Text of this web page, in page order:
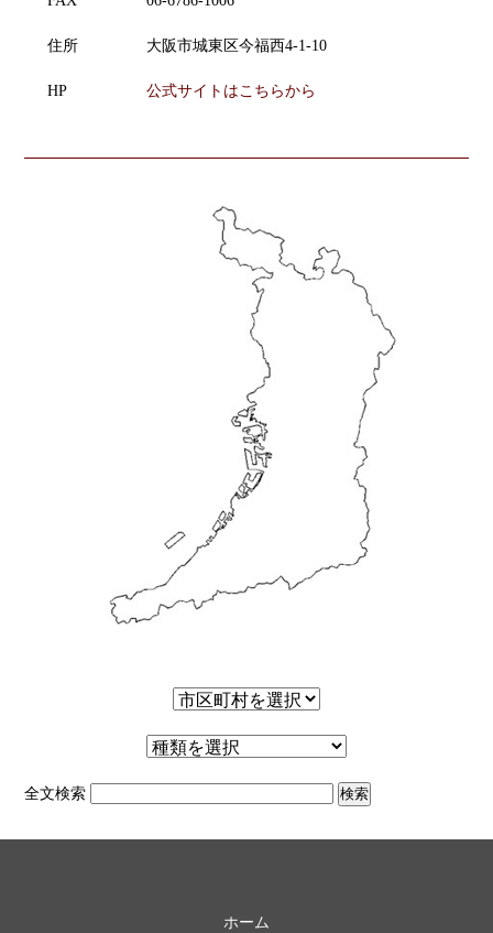
住所 大阪市城東区今福西4-1-10
HP 公式サイトはこちらから
全文検索
ホーム